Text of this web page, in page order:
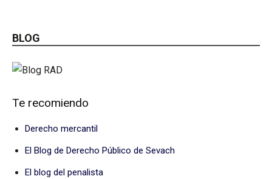
BLOG
Te recomiendo
Derecho mercantil
El Blog de Derecho Público de Sevach
El blog del penalista